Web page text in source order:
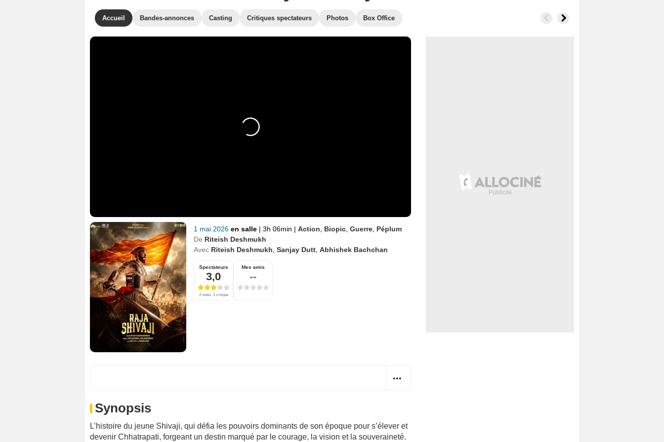
Accueil Bandes-annonces Casting Critiques spectateurs Photos Box Office
1 mai 2026 en salle | 3h 06min | Action Biopic Guerre Péplum
De Riteish Deshmukh
Avec Riteish Deshmukh Sanjay Dutt Abhishek Bachchan
Spectateurs
3,0
2 notes, 1 critique
Mes amis
--
Synopsis
L’histoire du jeune Shivaji, qui défia les pouvoirs dominants de son époque pour s’élever et
devenir Chhatrapati, forgeant un destin marqué par le courage, la vision et la souveraineté.